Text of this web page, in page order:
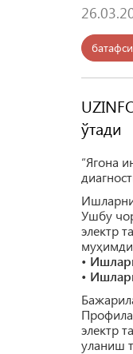
ўтади
“Ягона
Ушбу
электр
•
•
электр
уланиш